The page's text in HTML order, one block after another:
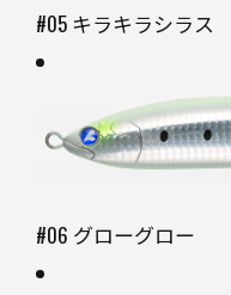
#05 キラキラシラス
#06 グローグロー